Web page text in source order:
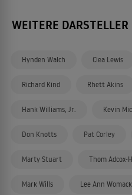
WEITERE DARSTELLER
Hynden Walch Clea Lewis
Richard Kind Rhett Akins
Hank Williams, Jr. Kevin
Don Knotts Pat Corley
Marty Stuart Thom Adcox-
Mark Wills Lee Ann Womack